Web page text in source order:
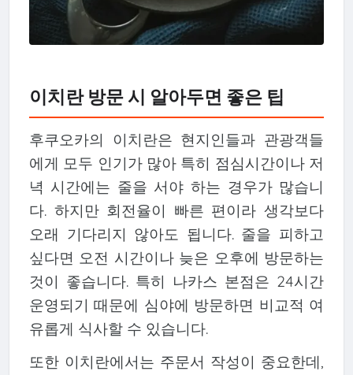
이치란 방문 시 알아두면 좋은 팁
후쿠오카의 이치란은 현지인들과 관광객들
에게 모두 인기가 많아 특히 점심시간이나 저
녁 시간에는 줄을 서야 하는 경우가 많습니
다. 하지만 회전율이 빠른 편이라 생각보다
오래 기다리지 않아도 됩니다. 줄을 피하고
싶다면 오전 시간이나 늦은 오후에 방문하는
것이 좋습니다. 특히 나카스 본점은 24시간
운영되기 때문에 심야에 방문하면 비교적 여
유롭게 식사할 수 있습니다.
또한 이치란에서는 주문서 작성이 중요한데,